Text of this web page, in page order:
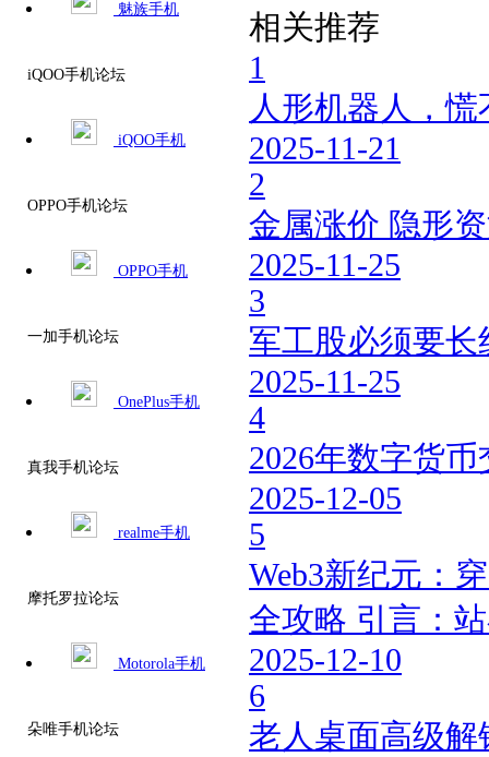
魅族手机
iQOO手机论坛
iQOO手机
OPPO手机论坛
OPPO手机
一加手机论坛
OnePlus手机
真我手机论坛
realme手机
摩托罗拉论坛
Motorola手机
朵唯手机论坛
相关推荐
1
人形机器人，慌
2025-11-21
2
金属涨价 隐形
2025-11-25
3
军工股必须要
2025-11-25
4
2026年数字货
2025-12-05
5
Web3新纪元：
全攻略 引言：
2025-12-10
6
老人桌面高级